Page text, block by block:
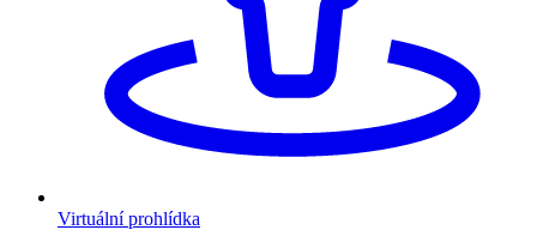
Virtuální prohlídka